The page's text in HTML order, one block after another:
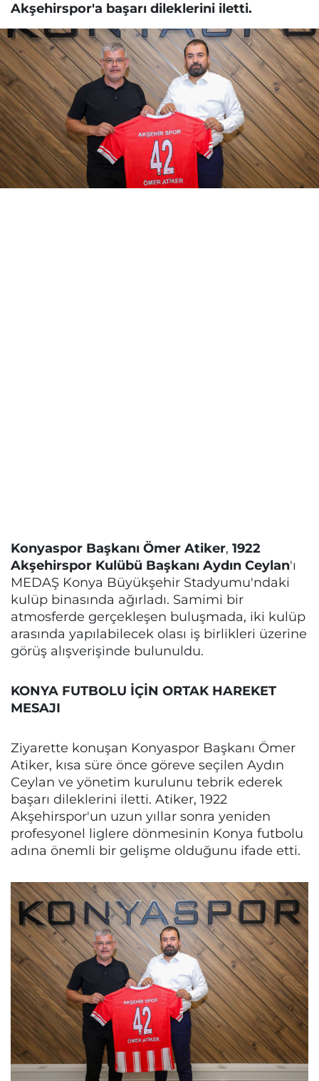
Akşehirspor'a başarı dileklerini iletti.
Konyaspor Başkanı Ömer Atiker, 1922
Akşehirspor Kulübü Başkanı Aydın Ceylan'ı
MEDAŞ Konya Büyükşehir Stadyumu'ndaki
kulüp binasında ağırladı. Samimi bir
atmosferde gerçekleşen buluşmada, iki kulüp
arasında yapılabilecek olası iş birlikleri üzerine
görüş alışverişinde bulunuldu.
KONYA FUTBOLU İÇİN ORTAK HAREKET
MESAJI
Ziyarette konuşan Konyaspor Başkanı Ömer
Atiker, kısa süre önce göreve seçilen Aydın
Ceylan ve yönetim kurulunu tebrik ederek
başarı dileklerini iletti. Atiker, 1922
Akşehirspor'un uzun yıllar sonra yeniden
profesyonel liglere dönmesinin Konya futbolu
adına önemli bir gelişme olduğunu ifade etti.